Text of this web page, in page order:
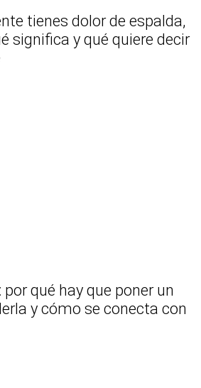
tienes dolor de espalda,
significa y qué quiere decir
qué hay que poner un
y cómo se conecta con